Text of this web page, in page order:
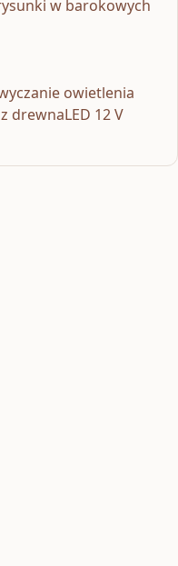
w barokowych
owietlenia
drewnaLED 12 V